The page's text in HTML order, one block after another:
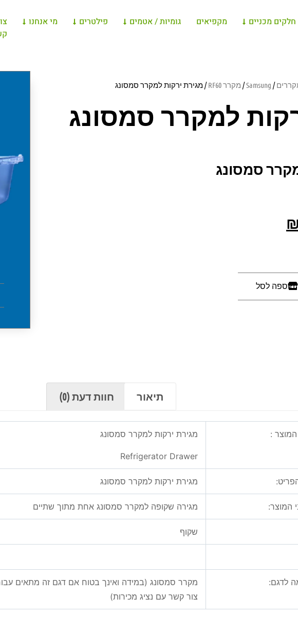
חלקים מכניים מקפיאים גומיות / אטמים פילטרים מי אנחנו
/
Samsung
/ מקרר RF60 / מגירת ירקות למקרר סמסונג
למקרר סמסונג
סמסונג
₪
הוספה לסל
תיאור חוות דעת (0)
: מגירת ירקות למקרר סמסונג
Refrigerator Drawer
מגירת ירקות למקרר סמסונג
המוצר: מגירה שקופה למקרר סמסונג אחת מתוך שתיים
שקוף
לדגם:
מקרר סמסונג (במידה ואינך בטוח אם דגם זה מתאים
צור קשר עם נציג מכירות)